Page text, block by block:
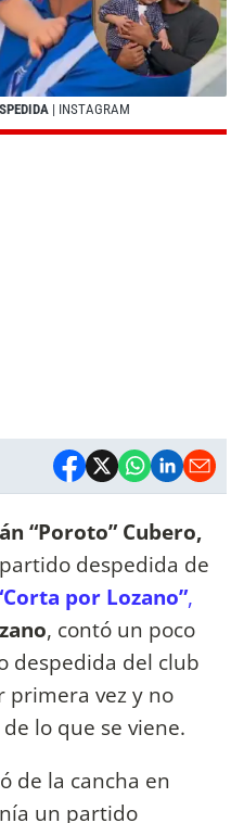
| INSTAGRAM
“Poroto” Cubero,
despedida de
por Lozano”,
, contó un poco
despedida del club
primera vez y no
lo que se viene.
de la cancha en
un partido